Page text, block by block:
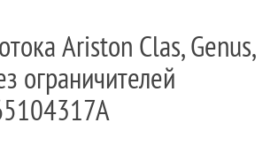
Ariston Clas, Genus,
ограничителей